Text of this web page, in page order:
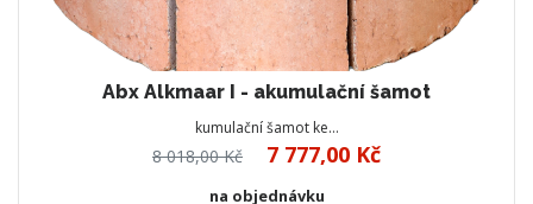
Abx Alkmaar I - akumulační šamot
kumulační šamot ke…
8 018,00 Kč 7 777,00 Kč
na objednávku